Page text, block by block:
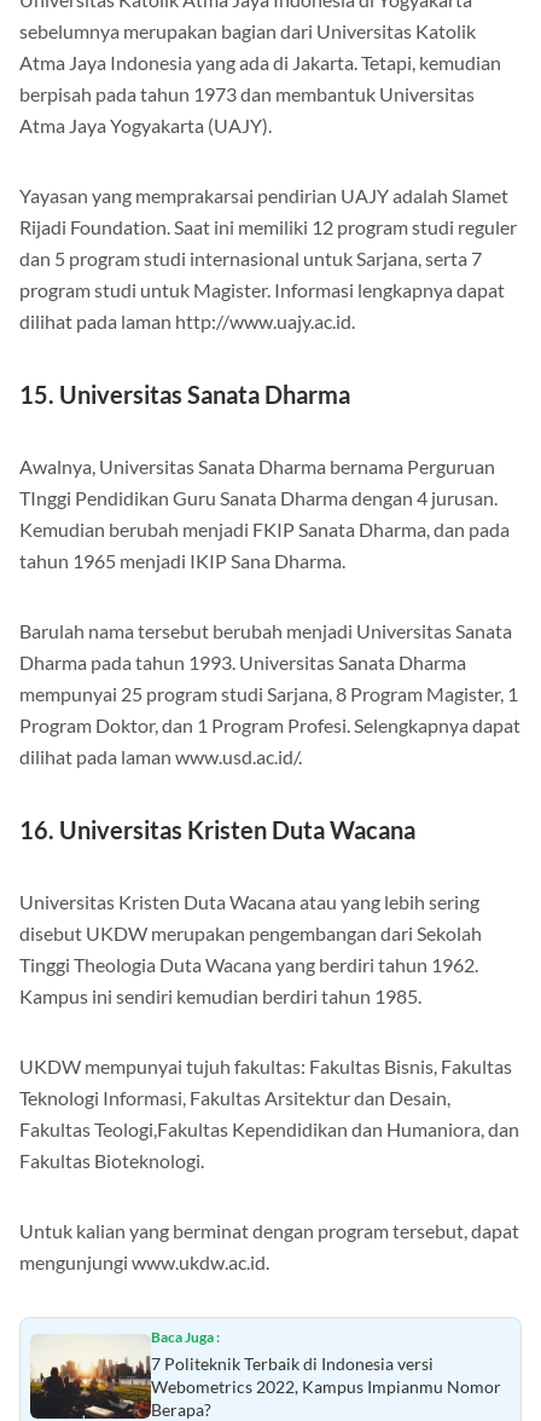
sebelumnya merupakan bagian dari Universitas Katolik
Atma Jaya Indonesia yang ada di Jakarta. Tetapi, kemudian
berpisah pada tahun 1973 dan membantuk Universitas
Atma Jaya Yogyakarta (UAJY).
Yayasan yang memprakarsai pendirian UAJY adalah Slamet
Rijadi Foundation. Saat ini memiliki 12 program studi reguler
dan 5 program studi internasional untuk Sarjana, serta 7
program studi untuk Magister. Informasi lengkapnya dapat
dilihat pada laman http://www.uajy.ac.id.
15. Universitas Sanata Dharma
Awalnya, Universitas Sanata Dharma bernama Perguruan
TInggi Pendidikan Guru Sanata Dharma dengan 4 jurusan.
Kemudian berubah menjadi FKIP Sanata Dharma, dan pada
tahun 1965 menjadi IKIP Sana Dharma.
Barulah nama tersebut berubah menjadi Universitas Sanata
Dharma pada tahun 1993. Universitas Sanata Dharma
mempunyai 25 program studi Sarjana, 8 Program Magister, 1
Program Doktor, dan 1 Program Profesi. Selengkapnya dapat
dilihat pada laman www.usd.ac.id/.
16. Universitas Kristen Duta Wacana
Universitas Kristen Duta Wacana atau yang lebih sering
disebut UKDW merupakan pengembangan dari Sekolah
Tinggi Theologia Duta Wacana yang berdiri tahun 1962.
Kampus ini sendiri kemudian berdiri tahun 1985.
UKDW mempunyai tujuh fakultas: Fakultas Bisnis, Fakultas
Teknologi Informasi, Fakultas Arsitektur dan Desain,
Fakultas Teologi,Fakultas Kependidikan dan Humaniora, dan
Fakultas Bioteknologi.
Untuk kalian yang berminat dengan program tersebut, dapat
mengunjungi www.ukdw.ac.id.
Baca Juga :
7 Politeknik Terbaik di Indonesia versi
Webometrics 2022, Kampus Impianmu Nomor
Berapa?